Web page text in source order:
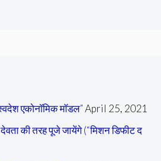
एकोनॉमिक मॉडल”April 25, 2021
की तरह पूजे जायेंगे (“मिशन डिफीट द